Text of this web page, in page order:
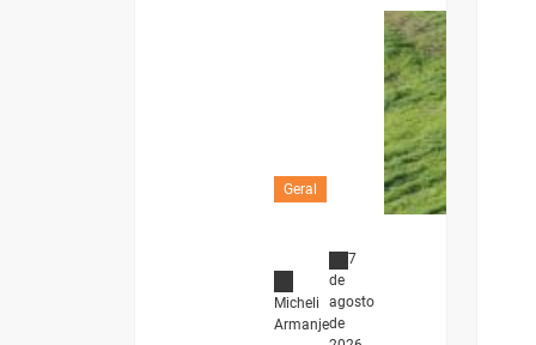
Geral
Micheli
Armanje
7
de
agosto
de